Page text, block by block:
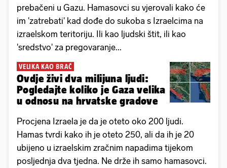
prebačeni u Gazu. Hamasovci su vjerovali kako će
im 'zatrebati' kad dođe do sukoba s Izraelcima na
izraelskom teritoriju. Ili kao ljudski štit, ili kao
'sredstvo' za pregovaranje...
VELIKA KAO BRAČ
Ovdje živi dva milijuna ljudi:
Pogledajte koliko je Gaza velika
u odnosu na hrvatske gradove
Procjena Izraela je da je oteto oko 200 ljudi.
Hamas tvrdi kako ih je oteto 250, ali da ih je 20
ubijeno u izraelskim zračnim napadima tijekom
posljednja dva tjedna. Ne drže ih samo hamasovci.